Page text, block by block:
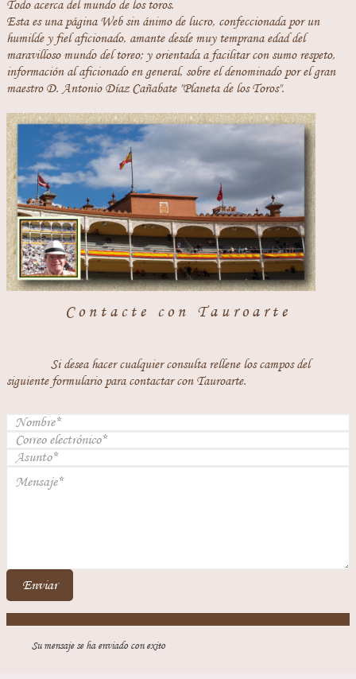
Todo acerca del mundo de los toros.
Esta es una página Web sin ánimo de lucro, confeccionada por un
humilde y fiel aficionado, amante desde muy temprana edad del
maravilloso mundo del toreo; y orientada a facilitar con sumo respeto,
información al aficionado en general, sobre el denominado por el gran
maestro D. Antonio Díaz Cañabate "Planeta de los Toros".
Contacte con Tauroarte
Si desea hacer cualquier consulta rellene los campos del
siguiente formulario para contactar con Tauroarte.
Enviar
Su mensaje se ha enviado con exito